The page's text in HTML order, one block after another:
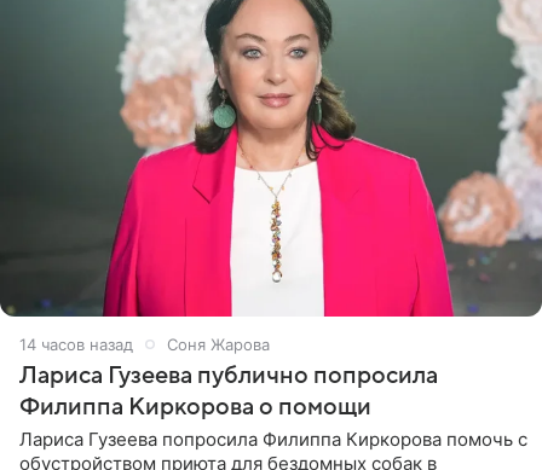
14 часов назад Соня Жарова
Лариса Гузеева публично попросила
Филиппа Киркорова о помощи
Лариса Гузеева попросила Филиппа Киркорова помочь с
обустройством приюта для бездомных собак в